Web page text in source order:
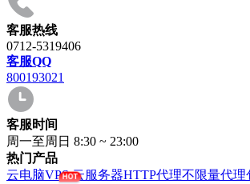
客服热线
0712-5319406
客服QQ
800193021
客服时间
周一至周日 8:30 ~ 23:00
热门产品
云电脑VPS云服务器HTTP代理不限量代理